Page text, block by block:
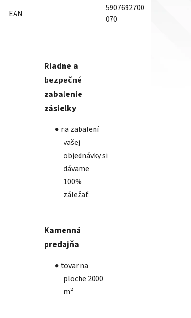
EAN
5907692700
070
Riadne a
bezpečné
zabalenie
zásielky
na zabalení
vašej
objednávky si
dávame
100%
záležať
Kamenná
predajňa
tovar na
ploche 2000
m²